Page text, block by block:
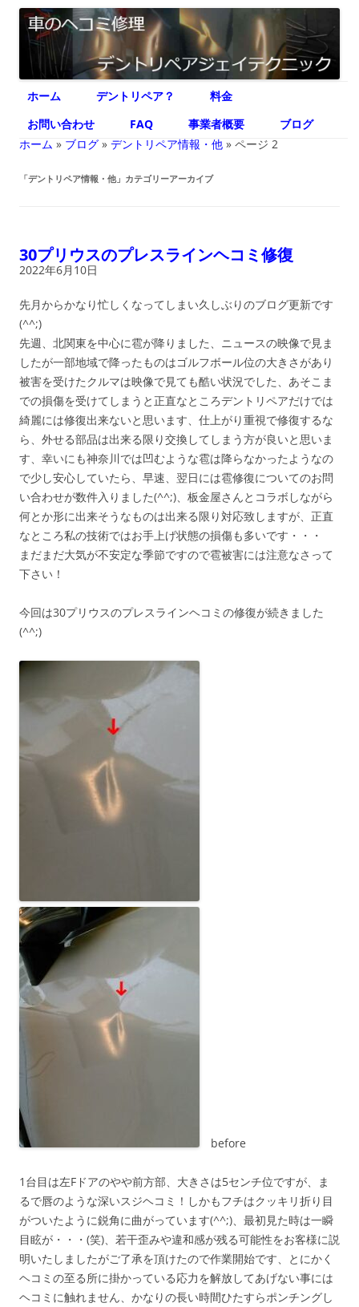
デントリペア ジェイテクニック
車のヘコミ修理専門 神奈川県横浜市 デントリペア ジェイテクニック
ン
ツ
へ
ス
ッ
プ
ホーム デントリペア？
料金
お問い合わせ
FAQ 事業者概要
ブログ
ホーム » ブログ » デントリペア情報・他 » ページ 2
「デントリペア情報・他」カテゴリーアーカイブ
30プリウスのプレスラインヘコミ修復
2022年6月10日
先月からかなり忙しくなってしまい久しぶりのブログ更新です
(^^;)
先週、北関東を中心に雹が降りました、ニュースの映像で見ま
したが一部地域で降ったものはゴルフボール位の大きさがあり
被害を受けたクルマは映像で見ても酷い状況でした、あそこま
での損傷を受けてしまうと正直なところデントリペアだけでは
綺麗には修復出来ないと思います、仕上がり重視で修復するな
ら、外せる部品は出来る限り交換してしまう方が良いと思いま
す、幸いにも神奈川では凹むような雹は降らなかったようなの
で少し安心していたら、早速、翌日には雹修復についてのお問
い合わせが数件入りました(^^;)、板金屋さんとコラボしながら
何とか形に出来そうなものは出来る限り対応致しますが、正直
なところ私の技術ではお手上げ状態の損傷も多いです・・・
まだまだ大気が不安定な季節ですので雹被害には注意なさって
下さい！
今回は30プリウスのプレスラインヘコミの修復が続きました
(^^;)
before
1台目は左Fドアのやや前方部、大きさは5センチ位ですが、ま
るで唇のような深いスジヘコミ！しかもフチはクッキリ折り目
がついたように鋭角に曲がっています(^^;)、最初見た時は一瞬
目眩が・・・(笑)、若干歪みや違和感が残る可能性をお客様に説
明いたしましたがご了承を頂けたので作業開始です、とにかく
ヘコミの至る所に掛かっている応力を解放してあげない事には
ヘコミに触れません、かなりの長い時間ひたすらポンチングし